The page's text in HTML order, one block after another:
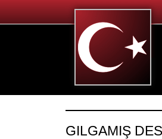
GILGAMIŞ